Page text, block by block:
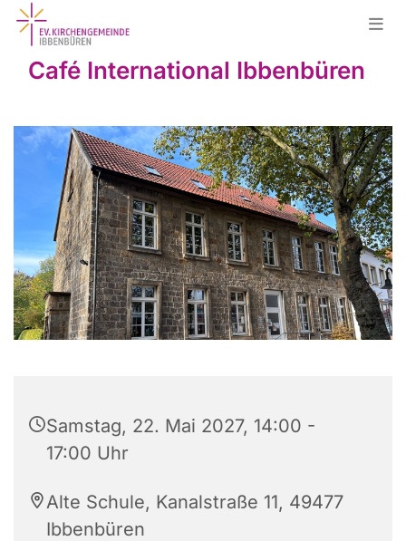
Café International Ibbenbüren
Samstag, 22. Mai 2027, 14:00 -
17:00 Uhr
Alte Schule, Kanalstraße 11, 49477
Ibbenbüren